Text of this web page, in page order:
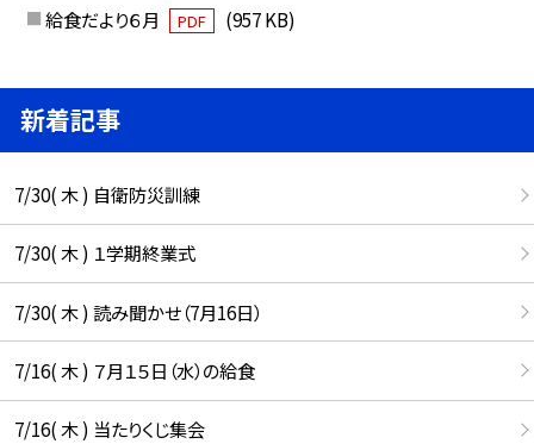
給食だより６月 PDF (957 KB)
新着記事
7/30( 木 ) 自衛防災訓練
7/30( 木 ) １学期終業式
7/30( 木 ) 読み聞かせ（7月16日）
7/16( 木 ) ７月１５日（水）の給食
7/16( 木 ) 当たりくじ集会